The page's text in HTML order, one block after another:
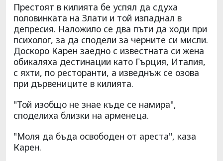
Престоят в килията бе успял да сдуха
половинката на Злати и той изпаднал в
депресия. Наложило се два пъти да ходи при
психолог, за да сподели за черните си мисли.
Доскоро Карен заедно с известната си жена
обикаляха дестинации като Гърция, Италия,
с яхти, по ресторанти, а изведнъж се озова
при дървениците в килията.
"Той изобщо не знае къде се намира",
споделиха близки на арменеца.
"Моля да бъда освободен от ареста", каза
Карен.